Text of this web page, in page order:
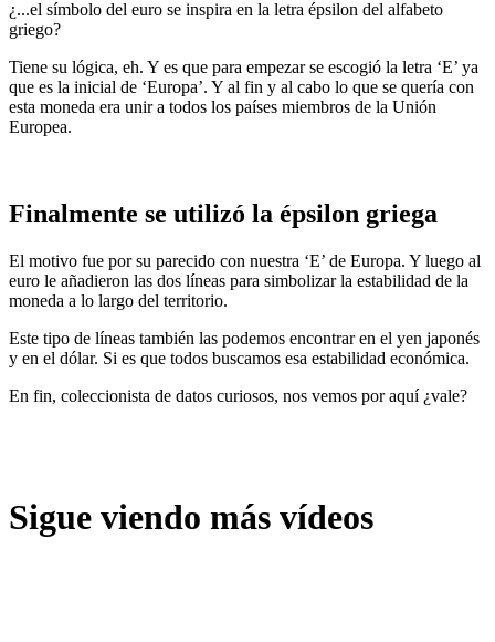
¿...el símbolo del euro se inspira en la letra épsilon del alfabeto
griego?
Tiene su lógica, eh. Y es que para empezar se escogió la letra ‘E’ ya
que es la inicial de ‘Europa’. Y al fin y al cabo lo que se quería con
esta moneda era unir a todos los países miembros de la Unión
Europea.
Finalmente se utilizó la épsilon griega
El motivo fue por su parecido con nuestra ‘E’ de Europa. Y luego al
euro le añadieron las dos líneas para simbolizar la estabilidad de la
moneda a lo largo del territorio.
Este tipo de líneas también las podemos encontrar en el yen japonés
y en el dólar. Si es que todos buscamos esa estabilidad económica.
En fin, coleccionista de datos curiosos, nos vemos por aquí ¿vale?
Sigue viendo más vídeos